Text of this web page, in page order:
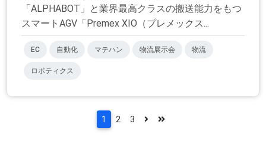
「ALPHABOT」と業界最高クラスの搬送能力をもつ
スマートAGV「Premex XIO（プレメックス...
EC 自動化 マテハン 物流展示会 物流
ロボティクス
1 2 3